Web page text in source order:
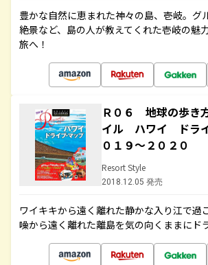
豊かな自然に恵まれた神々の島、壱岐。グ
絶景など、島の人が教えてくれた壱岐の魅
旅へ！
Ｒ０６ 地球の歩き
イル ハワイ ドラ
０１９～２０２０
Resort Style
2018.12.05 発売
ワイキキから遠く離れた静かな入り江で過
噪から遠く離れた離島を気の向くままにド